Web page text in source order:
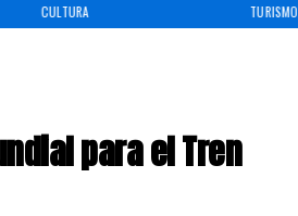
CULTURA TURISMO
para el Tren